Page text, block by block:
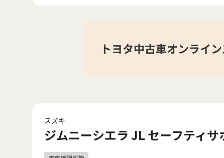
スズキ
ジムニーシエラ JL セーフティサ